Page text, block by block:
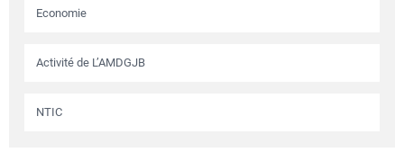
Economie
Activité de L’AMDGJB
NTIC